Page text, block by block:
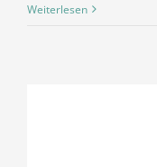
Weiterlesen